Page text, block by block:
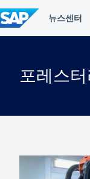
텐
츠
건
포레스터